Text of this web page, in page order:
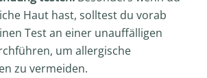
Haut hast, solltest du vorab
Test an einer unauffälligen
um allergische
zu vermeiden.